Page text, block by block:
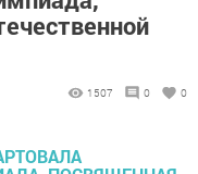
1507 0 0